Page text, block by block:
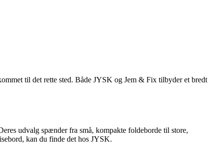
til det rette sted. Både JYSK og Jem & Fix tilbyder et bredt
udvalg spænder fra små, kompakte foldeborde til store,
kan du finde det hos JYSK.